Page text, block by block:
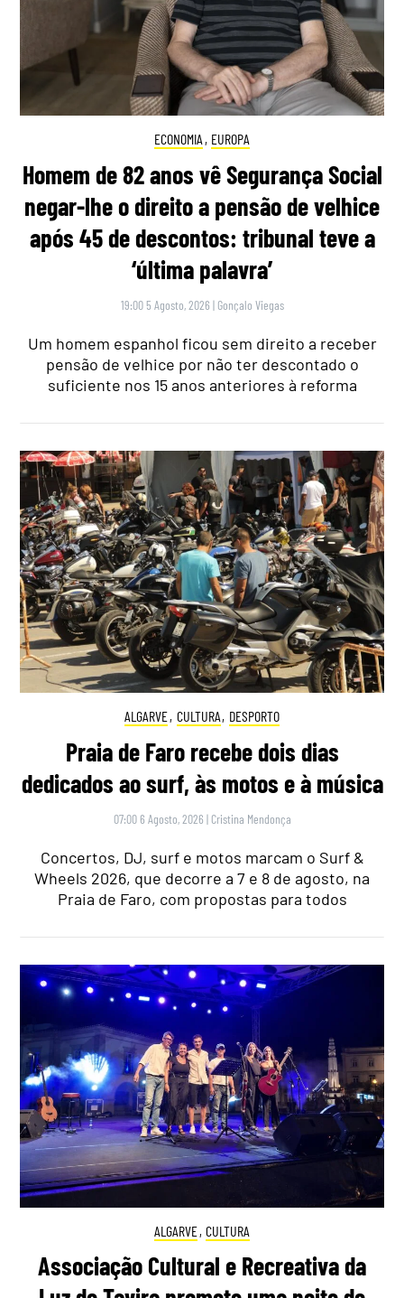
ECONOMIA , EUROPA
Homem de 82 anos vê Segurança Social
negar-lhe o direito a pensão de velhice
após 45 de descontos: tribunal teve a
‘última palavra’
19:00 5 Agosto, 2026 | Gonçalo Viegas
Um homem espanhol ficou sem direito a receber
pensão de velhice por não ter descontado o
suficiente nos 15 anos anteriores à reforma
ALGARVE, CULTURA, DESPORTO
Praia de Faro recebe dois dias
dedicados ao surf, às motos e à música
07:00 6 Agosto, 2026 | Cristina Mendonça
Concertos, DJ, surf e motos marcam o Surf &
Wheels 2026, que decorre a 7 e 8 de agosto, na
Praia de Faro, com propostas para todos
ALGARVE, CULTURA
Associação Cultural e Recreativa da